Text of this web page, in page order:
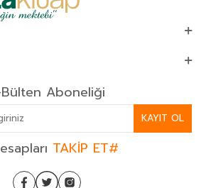
Aboneliği
KAYIT OL
TAKİP ET#